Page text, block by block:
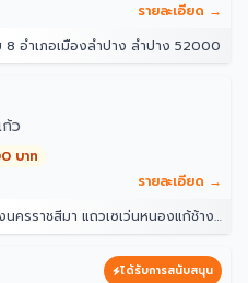
รายละเอียด →
อำเภอเมืองลำปาง ลำปาง 52000
ว
บาท
รายละเอียด →
ซเว่นหนองแก้ช้าง ศาลาชุมชนพานิชเจริญ นครราชสีมา 30000
ได้รับการสนับสนุน